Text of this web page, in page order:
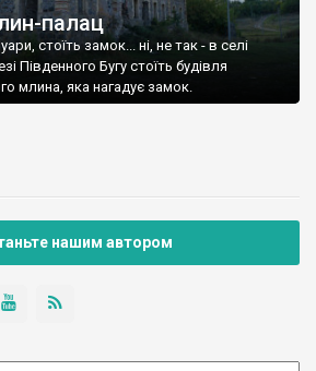
палац
стоїть замок... ні, не так - в селі
Південного Бугу стоїть будівля
млина, яка нагадує замок.
нашим автором